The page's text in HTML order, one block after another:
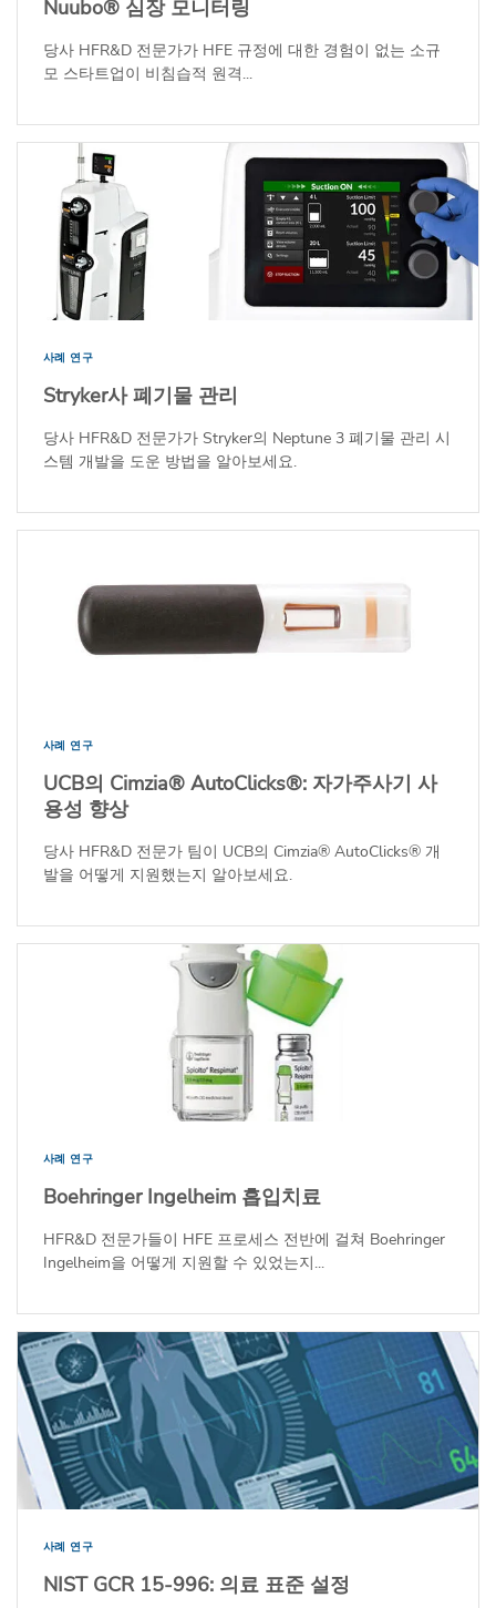
Nuubo® 심장 모니터링
당사 HFR&D 전문가가 HFE 규정에 대한 경험이 없는 소규
모 스타트업이 비침습적 원격...
사례 연구
Stryker사 폐기물 관리
당사 HFR&D 전문가가 Stryker의 Neptune 3 폐기물 관리 시
스템 개발을 도운 방법을 알아보세요.
사례 연구
UCB의 Cimzia® AutoClicks®: 자가주사기 사
용성 향상
당사 HFR&D 전문가 팀이 UCB의 Cimzia® AutoClicks® 개
발을 어떻게 지원했는지 알아보세요.
사례 연구
Boehringer Ingelheim 흡입치료
HFR&D 전문가들이 HFE 프로세스 전반에 걸쳐 Boehringer
Ingelheim을 어떻게 지원할 수 있었는지...
사례 연구
NIST GCR 15-996: 의료 표준 설정